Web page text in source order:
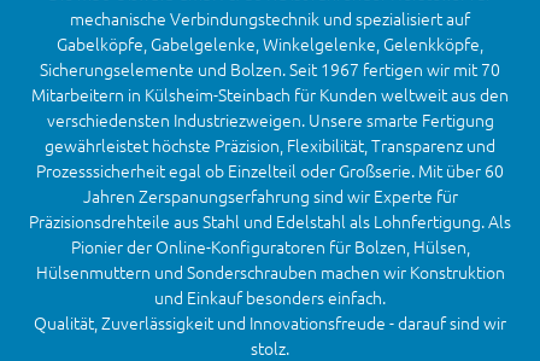
mechanische Verbindungstechnik und spezialisiert auf
Gabelköpfe, Gabelgelenke, Winkelgelenke, Gelenkköpfe,
Sicherungselemente und Bolzen. Seit 1967 fertigen wir mit 70
Mitarbeitern in Külsheim-Steinbach für Kunden weltweit aus den
verschiedensten Industriezweigen. Unsere smarte Fertigung
gewährleistet höchste Präzision, Flexibilität, Transparenz und
Prozesssicherheit egal ob Einzelteil oder Großserie. Mit über 60
Jahren Zerspanungserfahrung sind wir Experte für
Präzisionsdrehteile aus Stahl und Edelstahl als Lohnfertigung. Als
Pionier der Online-Konfiguratoren für Bolzen, Hülsen,
Hülsenmuttern und Sonderschrauben machen wir Konstruktion
und Einkauf besonders einfach.
Qualität, Zuverlässigkeit und Innovationsfreude - darauf sind wir
stolz.